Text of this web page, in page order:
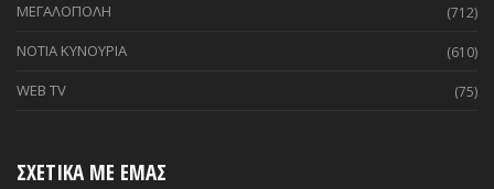
ΜΕΓΑΛΟΠΟΛΗ (712)
ΝΟΤΙΑ ΚΥΝΟΥΡΙΑ (610)
WEB TV (75)
ΣΧΕΤΙΚΑ ΜΕ ΕΜΑΣ